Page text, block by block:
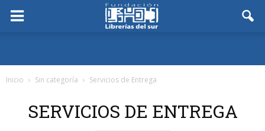
Inicio Sin categoría Servicios de Entrega
SERVICIOS DE ENTREGA